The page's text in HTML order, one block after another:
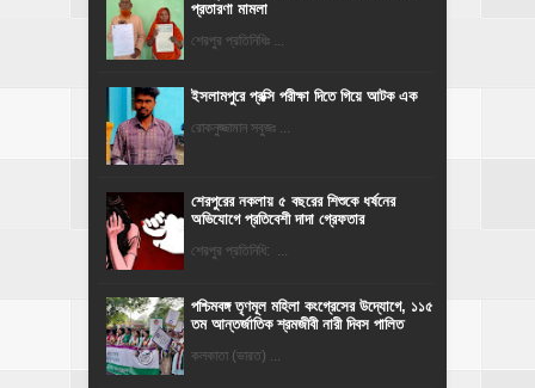
প্রতারণা মামলা
শেরপুর প্রতিনিধিঃ ...
ইসলামপুরে প্রক্সি পরীক্ষা দিতে গিয়ে আটক এক
রোকনুজ্জামান সবুজঃ ...
শেরপুরের নকলায় ৫ বছরের শিশুকে ধর্ষনের
অভিযোগে প্রতিবেশী দাদা গ্রেফতার
শেরপুর প্রতিনিধি: ...
পশ্চিমবঙ্গ তৃণমূল মহিলা কংগ্রেসের উদ্যোগে, ১১৫
তম আন্তর্জাতিক শ্রমজীবী নারী দিবস পালিত
কলকাতা (ভারত) ...